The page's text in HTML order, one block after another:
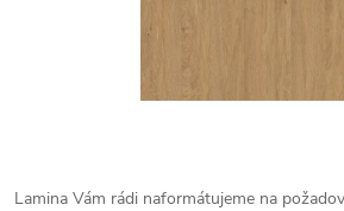
Lamina Vám rádi naformátujeme na